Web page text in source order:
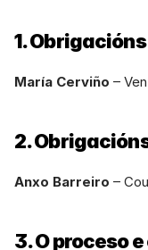
1.
María Cerviño –
2.
Anxo Barreiro –
3. O proceso